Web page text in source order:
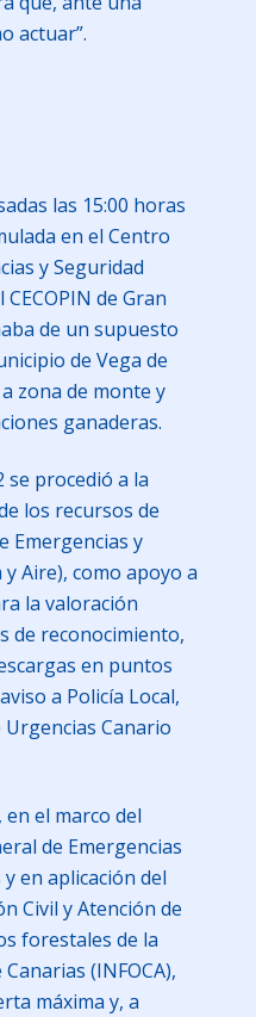
actuar”.
las 15:00 horas
en el Centro
y Seguridad
de Gran
de un supuesto
de Vega de
zona de monte y
ganaderas.
se procedió a la
los recursos de
Emergencias y
Aire), como apoyo a
la valoración
de reconocimiento,
en puntos
a Policía Local,
Urgencias Canario
el marco del
de Emergencias
en aplicación del
Civil y Atención de
forestales de la
(INFOCA),
máxima y, a